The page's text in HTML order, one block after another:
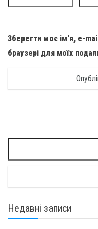
Зберегти моє ім'я, e-
браузері для моїх
Недавні записи